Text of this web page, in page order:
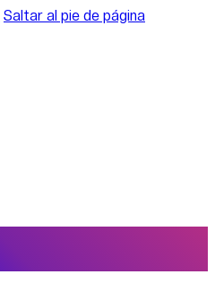
Saltar al pie de página